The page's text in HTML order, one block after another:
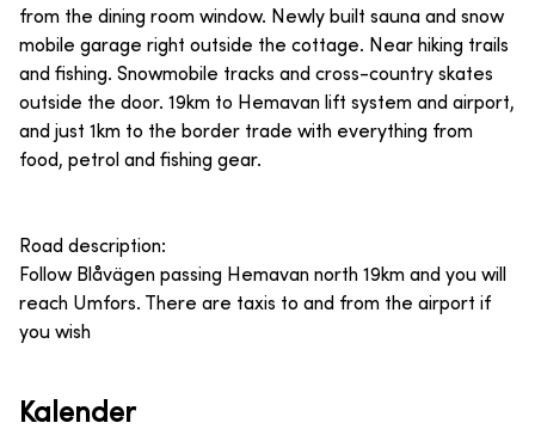
from the dining room window. Newly built sauna and snow
mobile garage right outside the cottage. Near hiking trails
and fishing. Snowmobile tracks and cross-country skates
outside the door. 19km to Hemavan lift system and airport,
and just 1km to the border trade with everything from
food, petrol and fishing gear.
Road description:
Follow Blåvägen passing Hemavan north 19km and you will
reach Umfors. There are taxis to and from the airport if
you wish
Kalender